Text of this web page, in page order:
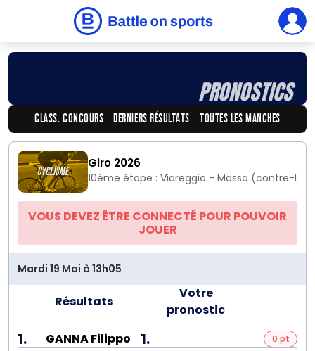
PRONOSTICS
CLASS. CONCOURS DERNIERS RÉSULTATS TOUTES LES MANCHES
Giro 2026
10ème étape : Viareggio - Massa (contre-la-
VOUS DEVEZ ÊTRE CONNECTÉ POUR POUVOIR
JOUER
Mardi 19 Mai à 13h05
Résultats
Votre
pronostic
1. GANNA Filippo 1. 0 pt